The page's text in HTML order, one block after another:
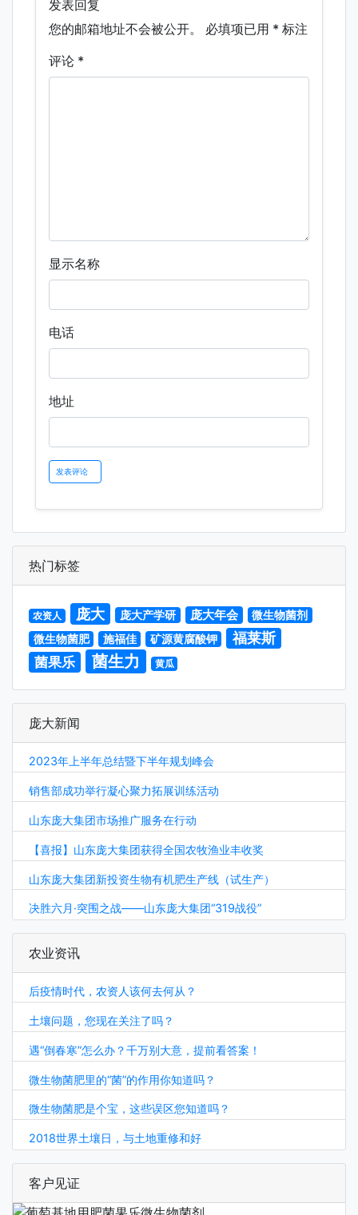
发表回复
您的邮箱地址不会被公开。
必填项已用 * 标注
评论 *
显示名称
电话
地址
热门标签
农资人 庞大 庞大产学研 庞大年会
微生物菌剂
微生物菌肥
施福佳 矿源黄腐酸钾
福莱斯
菌果乐
菌生力 黄瓜
庞大新闻
2023年上半年总结暨下半年规划峰会
销售部成功举行凝心聚力拓展训练活动
山东庞大集团市场推广服务在行动
【喜报】山东庞大集团获得全国农牧渔业丰收奖
山东庞大集团新投资生物有机肥生产线（试生产）
决胜六月·突围之战——山东庞大集团“319战役”
农业资讯
后疫情时代，农资人该何去何从？
土壤问题，您现在关注了吗？
遇“倒春寒”怎么办？千万别大意，提前看答案！
微生物菌肥里的“菌”的作用你知道吗？
微生物菌肥是个宝，这些误区您知道吗？
2018世界土壤日，与土地重修和好
客户见证